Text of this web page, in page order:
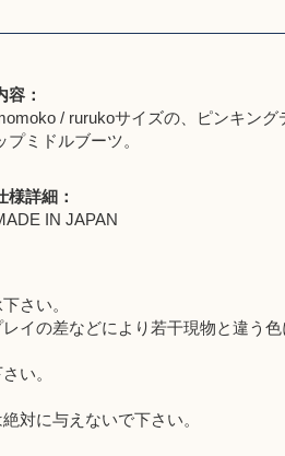
容：
/ rurukoサイズの、ピンキン
プミドルブーツ。
様詳細：
IN JAPAN
さい。
の差などにより若干現物と違う色
い。
対に与えないで下さい。